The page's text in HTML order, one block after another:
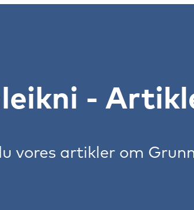
-
vores artikler om